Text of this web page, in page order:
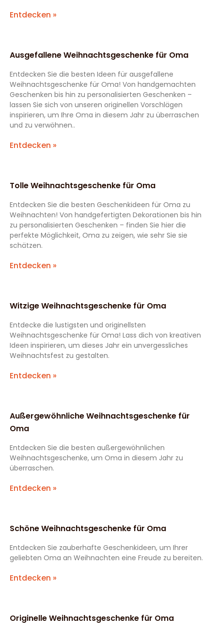
Entdecken »
Ausgefallene Weihnachtsgeschenke für Oma
Entdecken Sie die besten Ideen für ausgefallene
Weihnachtsgeschenke für Oma! Von handgemachten
Geschenken bis hin zu personalisierten Geschenken –
lassen Sie sich von unseren originellen Vorschlägen
inspirieren, um Ihre Oma in diesem Jahr zu überraschen
und zu verwöhnen..
Entdecken »
Tolle Weihnachtsgeschenke für Oma
Entdecken Sie die besten Geschenkideen für Oma zu
Weihnachten! Von handgefertigten Dekorationen bis hin
zu personalisierten Geschenken – finden Sie hier die
perfekte Möglichkeit, Oma zu zeigen, wie sehr Sie sie
schätzen.
Entdecken »
Witzige Weihnachtsgeschenke für Oma
Entdecke die lustigsten und originellsten
Weihnachtsgeschenke für Oma! Lass dich von kreativen
Ideen inspirieren, um dieses Jahr ein unvergessliches
Weihnachtsfest zu gestalten.
Entdecken »
Außergewöhnliche Weihnachtsgeschenke für
Oma
Entdecken Sie die besten außergewöhnlichen
Weihnachtsgeschenke, um Oma in diesem Jahr zu
überraschen.
Entdecken »
Schöne Weihnachtsgeschenke für Oma
Entdecken Sie zauberhafte Geschenkideen, um Ihrer
geliebten Oma an Weihnachten eine Freude zu bereiten.
Entdecken »
Originelle Weihnachtsgeschenke für Oma